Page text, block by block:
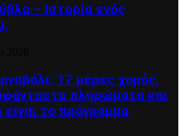
– Ιστορία ενός
17 μέρες χορός,
πληρώματα και
το πρόγραμμα